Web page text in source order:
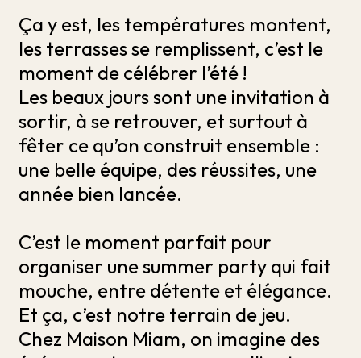
Ça y est, les températures montent,
les terrasses se remplissent, c’est le
moment de célébrer l’été !
Les beaux jours sont une invitation à
sortir, à se retrouver, et surtout à
fêter ce qu’on construit ensemble :
une belle équipe, des réussites, une
année bien lancée.
C’est le moment parfait pour
organiser une summer party qui fait
mouche, entre détente et élégance.
Et ça, c’est notre terrain de jeu.
Chez Maison Miam, on imagine des